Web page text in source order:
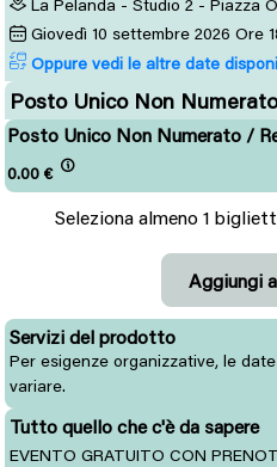
Giovedì 10 settembre 2026 Ore
Oppure vedi le altre date
Posto Unico Non Numerato
Posto Unico Non Numerato /
0.00 €
Seleziona almeno 1
Servizi del prodotto
Per esigenze organizzative, le
variare.
Tutto quello che c'è da sapere
EVENTO GRATUITO CON